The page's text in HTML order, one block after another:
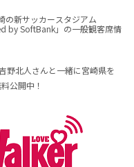
の新サッカースタジアム
by SoftBank」の一般観客席情
野北人さんと一緒に宮崎県を
公開中！